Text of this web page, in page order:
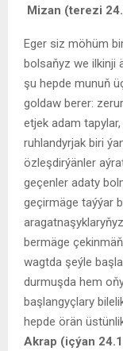
Mizan (terezi
Eger siz möhüm
bolsaňyz we ilkinji
şu hepde munuň
goldaw berer:
etjek adam
ruhlandyrjak biri
özleşdirýänler
geçenler adaty
geçirmäge taýýar
bermäge
wagtda şeýle
durmuşda hem
başlangyçlary
hepde örän
Akrap (içýan